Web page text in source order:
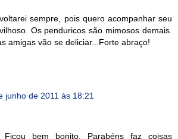
sempre, pois quero acompanhar seu
Os penduricos são mimosos demais.
amigas vão se deliciar...Forte abraço!
junho de 2011 às 18:21
Ficou bem bonito. Parabéns faz coisas